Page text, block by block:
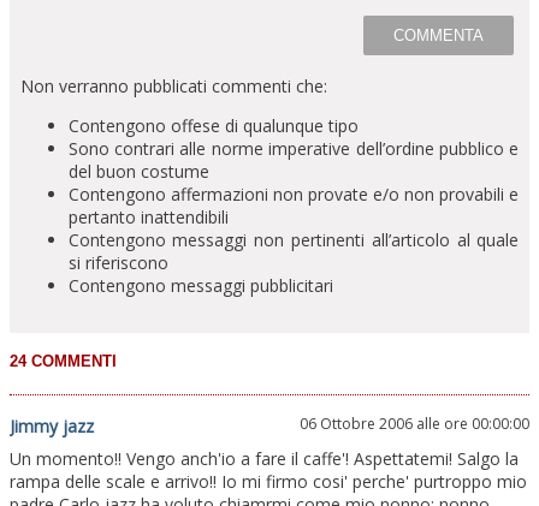
Non verranno pubblicati commenti che:
Contengono offese di qualunque tipo
Sono contrari alle norme imperative dell’ordine pubblico e
del buon costume
Contengono affermazioni non provate e/o non provabili e
pertanto inattendibili
Contengono messaggi non pertinenti all’articolo al quale
si riferiscono
Contengono messaggi pubblicitari
Jimmy jazz 06 Ottobre 2006 alle ore 00:00:00
Un momento!! Vengo anch'io a fare il caffe'! Aspettatemi! Salgo la
rampa delle scale e arrivo!! Io mi firmo cosi' perche' purtroppo mio